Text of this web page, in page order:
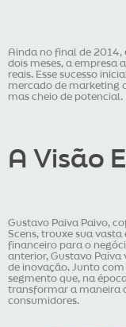
Ainda no final de 2014,
dois meses, a empresa
reais. Esse sucesso
mercado de marketing
mas cheio de potencial.
A Visão
Gustavo Paiva Paivo,
Scens, trouxe sua
financeiro para o
anterior, Gustavo
de inovação. Junto
segmento que, na
transformar a maneira
consumidores.